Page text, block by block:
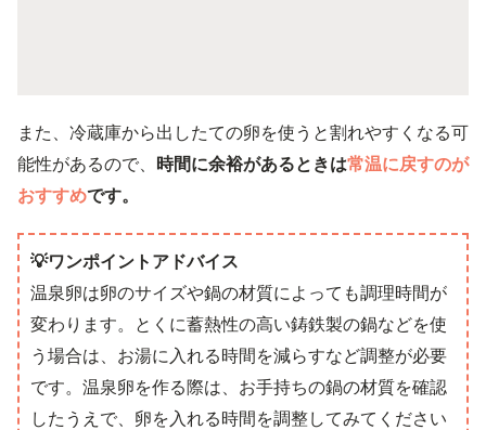
また、冷蔵庫から出したての卵を使うと割れやすくなる可
能性があるので、 時間に余裕があるときは常温に戻すのが
おすすめです。
💡ワンポイントアドバイス
温泉卵は卵のサイズや鍋の材質によっても調理時間が
変わります。とくに蓄熱性の高い鋳鉄製の鍋などを使
う場合は、お湯に入れる時間を減らすなど調整が必要
です。温泉卵を作る際は、お手持ちの鍋の材質を確認
したうえで、卵を入れる時間を調整してみてください